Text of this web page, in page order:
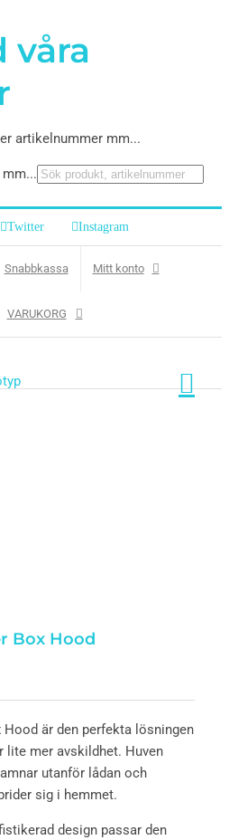
våra
artikelnummer mm...
Twitter Instagram
Snabbkassa Mitt konto
VARUKORG
Box Hood
är den perfekta lösningen
lite mer avskildhet. Huven
utanför lådan och
sig i hemmet.
design passar den